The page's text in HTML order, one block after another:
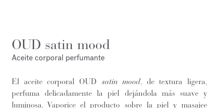
OUD satin mood
Aceite corporal perfumante
El aceite corporal OUD satin mood, de textura ligera,
perfuma delicadamente la piel dejándola más suave y
luminosa. Vaporice el producto sobre la piel y masajee